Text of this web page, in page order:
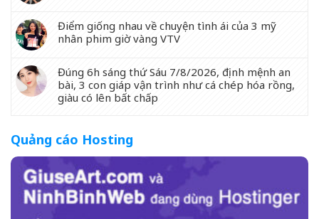
Điểm giống nhau về chuyện tình ái của 3 mỹ
nhân phim giờ vàng VTV
Đúng 6h sáng thứ Sáu 7/8/2026, định mệnh an
bài, 3 con giáp vận trình như cá chép hóa rồng,
giàu có lên bất chấp
Quảng cáo Hosting